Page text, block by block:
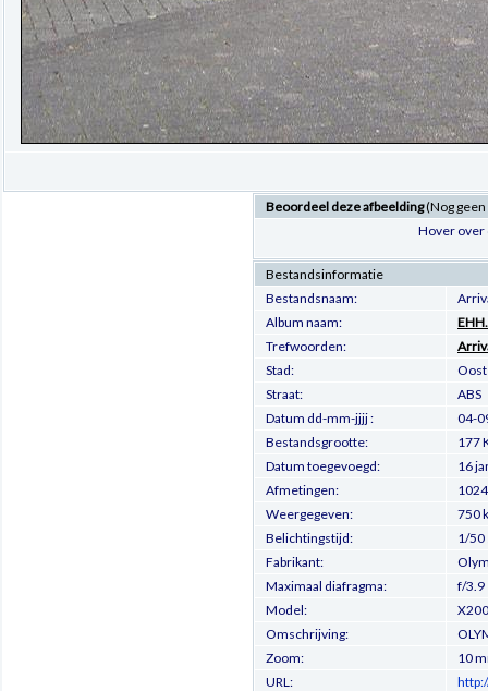
Beoordeel deze afbeelding(Nog
Hover over
Bestandsinformatie
Bestandsnaam:
Album naam:
Trefwoorden:
Stad:
Straat:
ABS
Datum dd-mm-jjjj :
04-
Bestandsgrootte:
177
Datum toegevoegd:
16
Afmetingen:
Weergegeven:
750
Belichtingstijd:
1/50
Fabrikant:
Maximaal diafragma:
f/3.9
Model:
Omschrijving:
Zoom:
10
URL: